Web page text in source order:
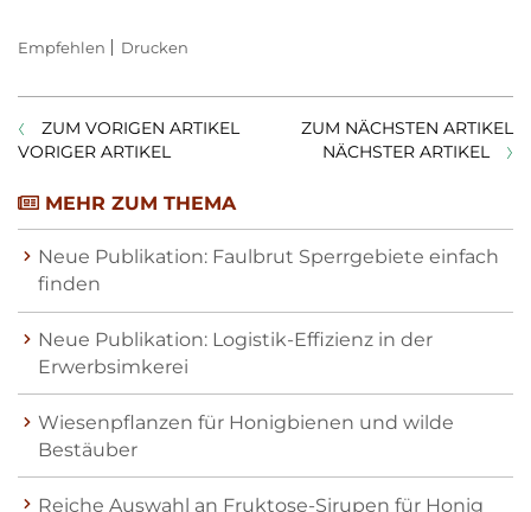
Drucken
Empfehlen
ZUM VORIGEN ARTIKEL
VORIGER ARTIKEL
ZUM NÄCHSTEN ARTIKEL
NÄCHSTER ARTIKEL
MEHR ZUM THEMA
Neue Publikation: Faulbrut Sperrgebiete einfach
finden
Neue Publikation: Logistik-Effizienz in der
Erwerbsimkerei
Wiesenpflanzen für Honigbienen und wilde
Bestäuber
Reiche Auswahl an Fruktose-Sirupen für Honig